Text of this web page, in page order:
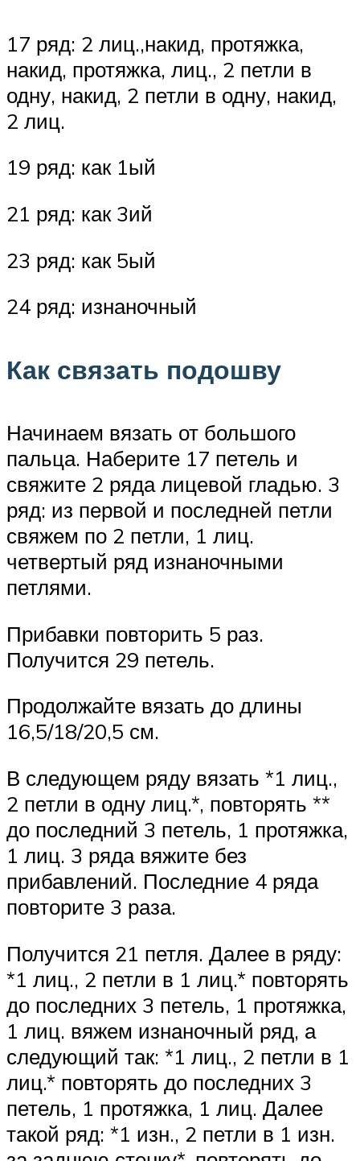
17 ряд: 2 лиц.,накид, протяжка,
накид, протяжка, лиц., 2 петли в
одну, накид, 2 петли в одну, накид,
2 лиц.
19 ряд: как 1ый
21 ряд: как 3ий
23 ряд: как 5ый
24 ряд: изнаночный
Как связать подошву
Начинаем вязать от большого
пальца. Наберите 17 петель и
свяжите 2 ряда лицевой гладью. 3
ряд: из первой и последней петли
свяжем по 2 петли, 1 лиц.
четвертый ряд изнаночными
петлями.
Прибавки повторить 5 раз.
Получится 29 петель.
Продолжайте вязать до длины
16,5/18/20,5 см.
В следующем ряду вязать *1 лиц.,
2 петли в одну лиц.*, повторять **
до последний 3 петель, 1 протяжка,
1 лиц. 3 ряда вяжите без
прибавлений. Последние 4 ряда
повторите 3 раза.
Получится 21 петля. Далее в ряду:
*1 лиц., 2 петли в 1 лиц.* повторять
до последних 3 петель, 1 протяжка,
1 лиц. вяжем изнаночный ряд, а
следующий так: *1 лиц., 2 петли в 1
лиц.* повторять до последних 3
петель, 1 протяжка, 1 лиц. Далее
такой ряд: *1 изн., 2 петли в 1 изн.